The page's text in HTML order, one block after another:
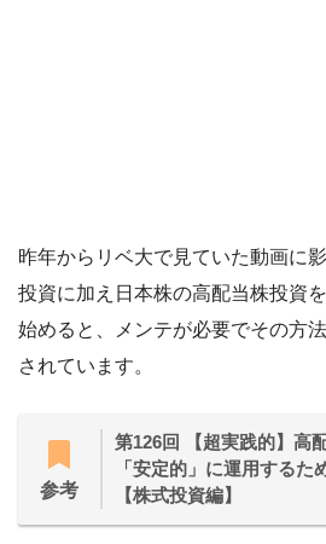
昨年からリベ大で見ていた動画に
投資に加え日本株の高配当株投資
始めると、メンテが必要でその方
されています。
参考
第126回 【超実践的】高
「安定的」に運用する
【株式投資編】